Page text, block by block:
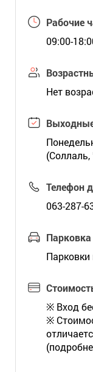
Рабочие
09:00-
Нет
(Соллаль,
Телефон
063-287-
Парковка
Парковки
※ Вход
※